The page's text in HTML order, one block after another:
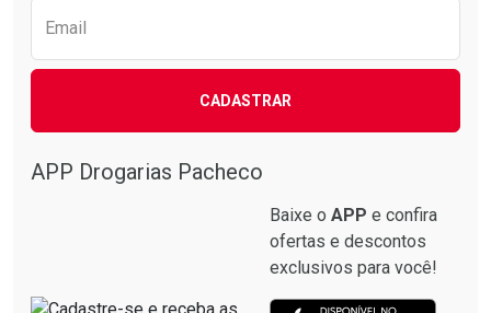
Email
CADASTRAR
APP Drogarias Pacheco
Baixe o APP e confira
ofertas e descontos
exclusivos para você!